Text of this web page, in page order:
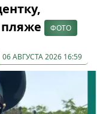
ФОТО
06 АВГУСТА 2026 16:59